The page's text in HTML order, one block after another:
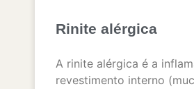
Rinite alérgica
A rinite alérgica é a
revestimento interno